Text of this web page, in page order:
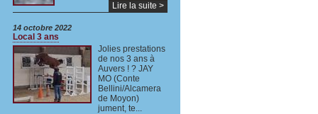
Lire la suite >
14 octobre 2022
Local 3 ans
Jolies prestations
de nos 3 ans à
Auvers ! ? JAY
MO (Conte
Bellini/Alcamera
de Moyon)
jument, te...